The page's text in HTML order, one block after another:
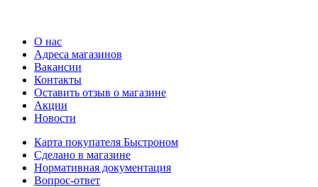
О нас
Адреса магазинов
Вакансии
Контакты
Оставить отзыв о магазине
Акции
Новости
Карта покупателя Быстроном
Сделано в магазине
Нормативная документация
Вопрос-ответ